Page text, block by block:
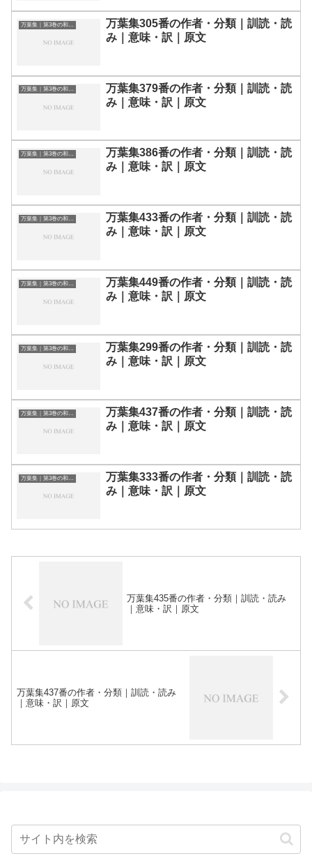
万葉集｜第3巻の和歌一覧
万葉集305番の作者・分類｜訓読・読
み｜意味・訳｜原文
万葉集｜第3巻の和歌一覧
万葉集379番の作者・分類｜訓読・読
み｜意味・訳｜原文
万葉集｜第3巻の和歌一覧
万葉集386番の作者・分類｜訓読・読
み｜意味・訳｜原文
万葉集｜第3巻の和歌一覧
万葉集433番の作者・分類｜訓読・読
み｜意味・訳｜原文
万葉集｜第3巻の和歌一覧
万葉集449番の作者・分類｜訓読・読
み｜意味・訳｜原文
万葉集｜第3巻の和歌一覧
万葉集299番の作者・分類｜訓読・読
み｜意味・訳｜原文
万葉集｜第3巻の和歌一覧
万葉集437番の作者・分類｜訓読・読
み｜意味・訳｜原文
万葉集333番の作者・分類｜訓読・読
み｜意味・訳｜原文
万葉集435番の作者・分類｜訓読・読み
｜意味・訳｜原文
万葉集437番の作者・分類｜訓読・読み
｜意味・訳｜原文